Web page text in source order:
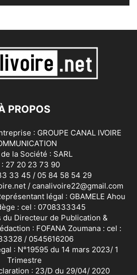
PROPOS
: GROUPE CANAL IVOIRE
la Société : SARL
: 27 20 23 73 90
33 45 / 05 84 58 54 29
/ canalivoire22@gmail.com
légal : GBAMELE Ahou
: cel : 0708333345
du Directeur de Publication &
: FOFANA Zoumana : cel :
/ 0545616206
: N°19595 du 14 mars 2023/ 1
Trimestre
: 23/D du 29/04/ 2020